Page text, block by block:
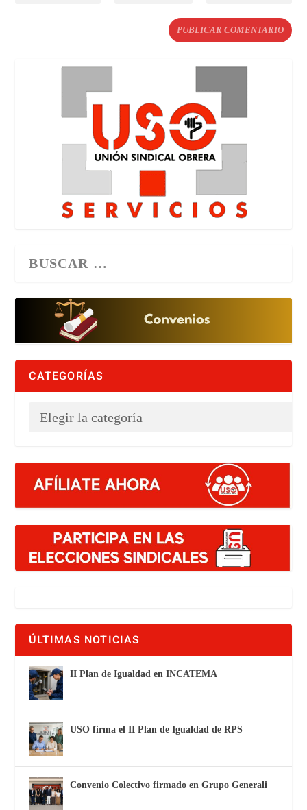
CATEGORÍAS
ÚLTIMAS NOTICIAS
II Plan de Igualdad en INCATEMA
USO firma el II Plan de Igualdad de RPS
Convenio Colectivo firmado en Grupo Generali